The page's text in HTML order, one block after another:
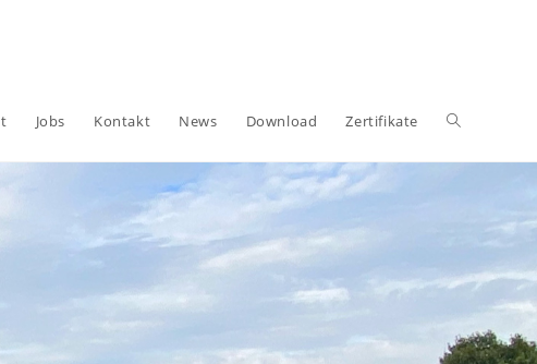
Jobs Kontakt News Download Zertifikate